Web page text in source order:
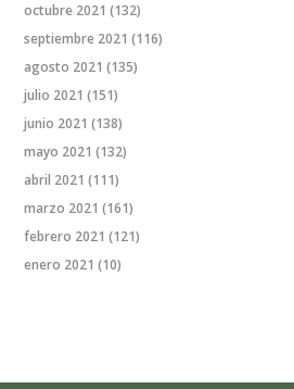
octubre 2021 (132)
septiembre 2021 (116)
agosto 2021 (135)
julio 2021 (151)
junio 2021 (138)
mayo 2021 (132)
abril 2021 (111)
marzo 2021 (161)
febrero 2021 (121)
enero 2021 (10)